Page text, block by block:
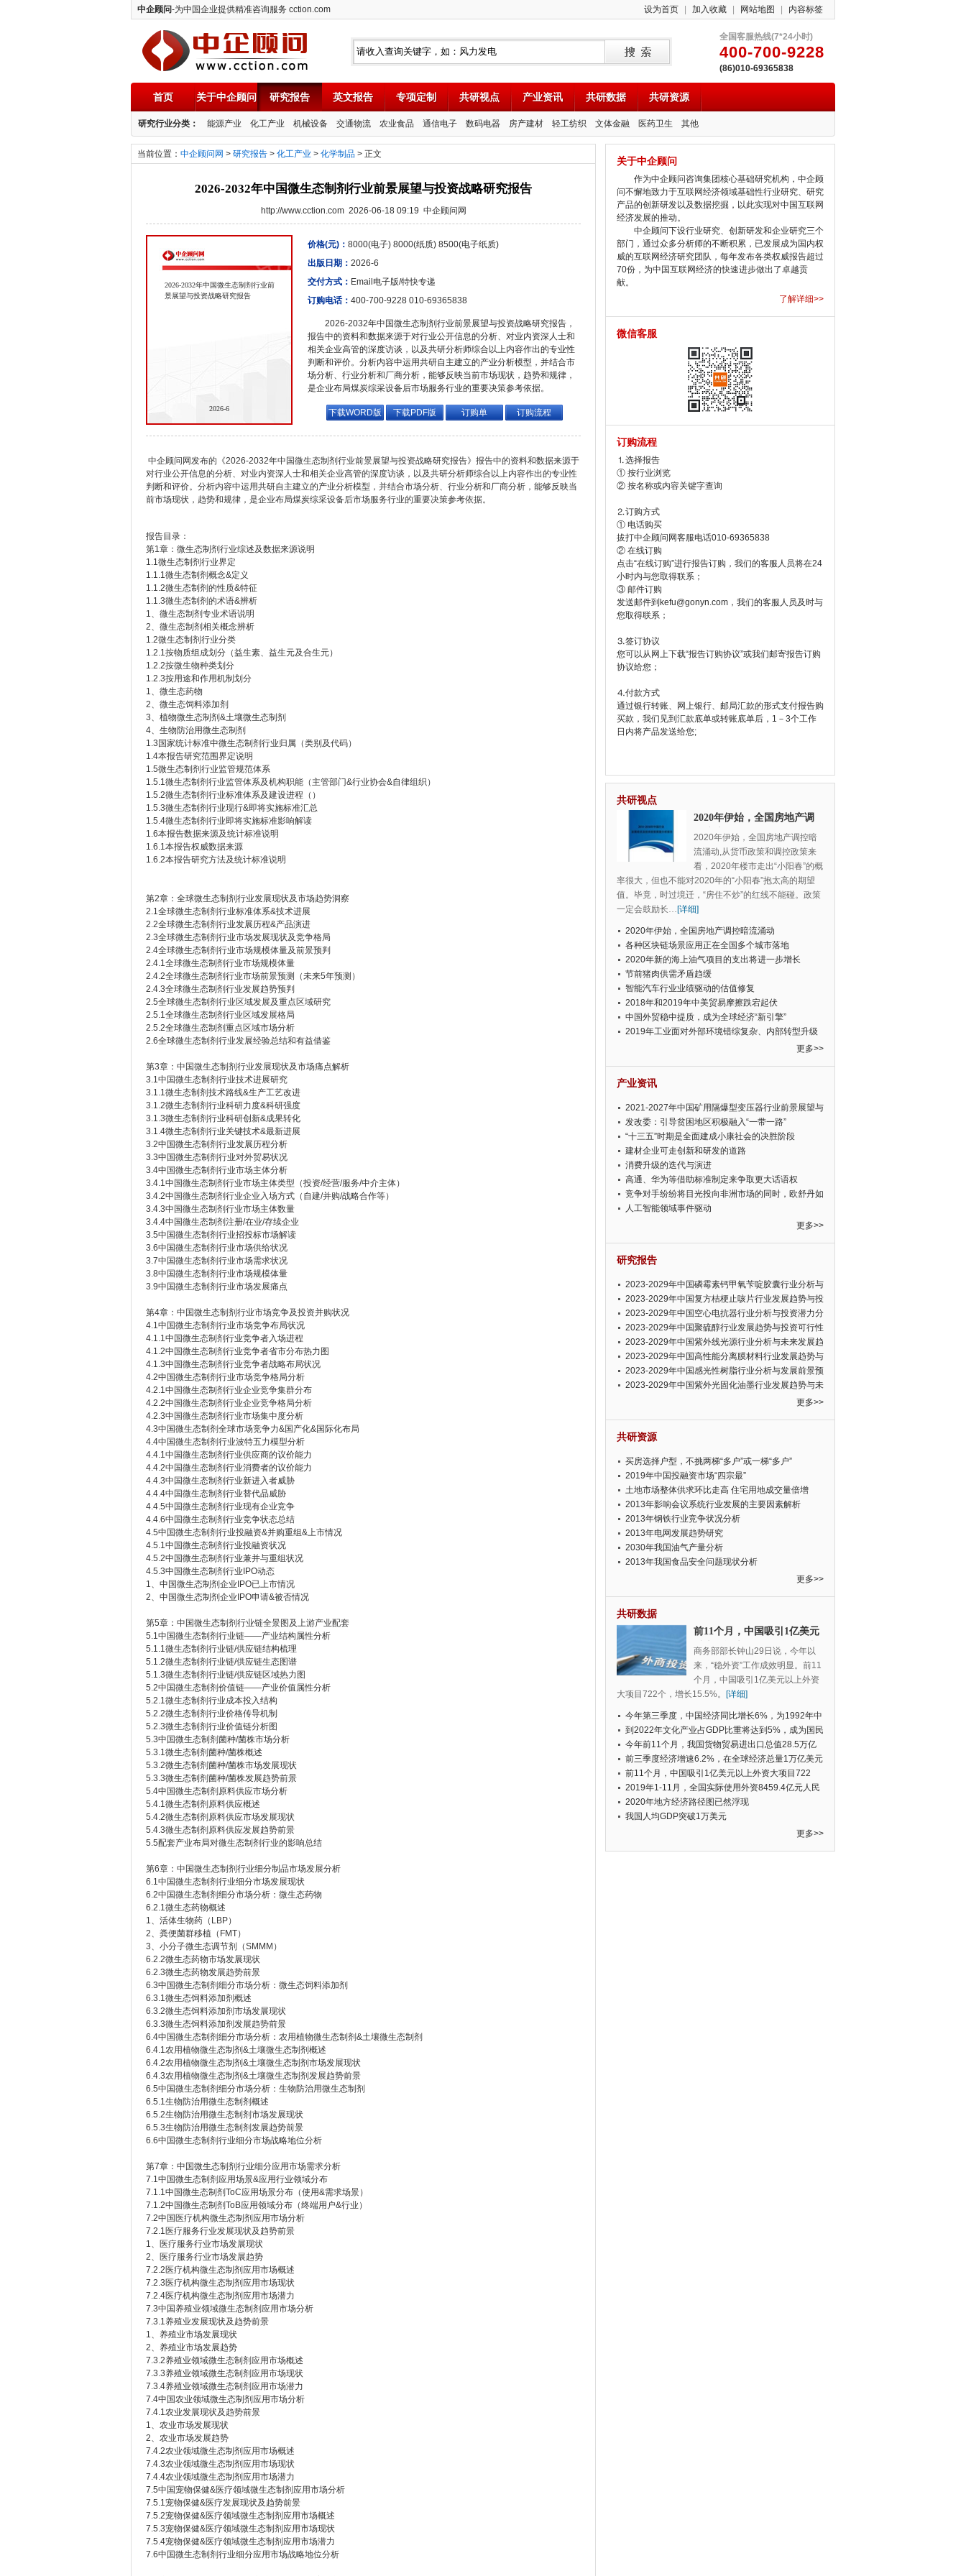
中企顾问-为中国企业提供精准咨询服务 cction.com 设为首页 加入收藏 网站地图 内容标签
中企顾问
全国客服热线(7*24小时)
400-700-9228
(86)010-69365838
首页 关于中企顾问 研究报告 英文报告 专项定制 共研视点 产业资讯 共研数据 共研资源
研究行业分类： 能源产业 化工产业 机械设备 交通物流 农业食品 通信电子 数码电器 房产建材 轻工纺织 文体金融 医药卫生 其他
当前位置： 中企顾问网 > 研究报告 > 化工产业 > 化学制品 > 正文
2026-2032年中国微生态制剂行业前景展望与投资战略研究报告
http://www.cction.com 2026-06-18 09:19 中企顾问网
2026-2032年中国微生态制剂行业前
景展望与投资战略研究报告
2026-6
价格(元)： 8000(电子) 8000(纸质) 8500(电子纸质)
出版日期： 2026-6
交付方式： Email电子版/特快专递
订购电话： 400-700-9228 010-69365838
2026-2032年中国微生态制剂行业前景展望与投资战略研究报告，
报告中的资料和数据来源于对行业公开信息的分析、对业内资深人士和
相关企业高管的深度访谈，以及共研分析师综合以上内容作出的专业性
判断和评价。分析内容中运用共研自主建立的产业分析模型，并结合市
场分析、行业分析和厂商分析，能够反映当前市场现状，趋势和规律，
是企业布局煤炭综采设备后市场服务行业的重要决策参考依据。
下载WORD版 下载PDF版 订购单 订购流程
中企顾问网发布的《2026-2032年中国微生态制剂行业前景展望与投资战略研究报告》报告中的资料和数据来源于
对行业公开信息的分析、对业内资深人士和相关企业高管的深度访谈，以及共研分析师综合以上内容作出的专业性
判断和评价。分析内容中运用共研自主建立的产业分析模型，并结合市场分析、行业分析和厂商分析，能够反映当
前市场现状，趋势和规律，是企业布局煤炭综采设备后市场服务行业的重要决策参考依据。
报告目录：
第1章：微生态制剂行业综述及数据来源说明
1.1微生态制剂行业界定
1.1.1微生态制剂概念&定义
1.1.2微生态制剂的性质&特征
1.1.3微生态制剂的术语&辨析
1、微生态制剂专业术语说明
2、微生态制剂相关概念辨析
1.2微生态制剂行业分类
1.2.1按物质组成划分（益生素、益生元及合生元）
1.2.2按微生物种类划分
1.2.3按用途和作用机制划分
1、微生态药物
2、微生态饲料添加剂
3、植物微生态制剂&土壤微生态制剂
4、生物防治用微生态制剂
1.3国家统计标准中微生态制剂行业归属（类别及代码）
1.4本报告研究范围界定说明
1.5微生态制剂行业监管规范体系
1.5.1微生态制剂行业监管体系及机构职能（主管部门&行业协会&自律组织）
1.5.2微生态制剂行业标准体系及建设进程（）
1.5.3微生态制剂行业现行&即将实施标准汇总
1.5.4微生态制剂行业即将实施标准影响解读
1.6本报告数据来源及统计标准说明
1.6.1本报告权威数据来源
1.6.2本报告研究方法及统计标准说明
第2章：全球微生态制剂行业发展现状及市场趋势洞察
2.1全球微生态制剂行业标准体系&技术进展
2.2全球微生态制剂行业发展历程&产品演进
2.3全球微生态制剂行业市场发展现状及竞争格局
2.4全球微生态制剂行业市场规模体量及前景预判
2.4.1全球微生态制剂行业市场规模体量
2.4.2全球微生态制剂行业市场前景预测（未来5年预测）
2.4.3全球微生态制剂行业发展趋势预判
2.5全球微生态制剂行业区域发展及重点区域研究
2.5.1全球微生态制剂行业区域发展格局
2.5.2全球微生态制剂重点区域市场分析
2.6全球微生态制剂行业发展经验总结和有益借鉴
第3章：中国微生态制剂行业发展现状及市场痛点解析
3.1中国微生态制剂行业技术进展研究
3.1.1微生态制剂技术路线&生产工艺改进
3.1.2微生态制剂行业科研力度&科研强度
3.1.3微生态制剂行业科研创新&成果转化
3.1.4微生态制剂行业关键技术&最新进展
3.2中国微生态制剂行业发展历程分析
3.3中国微生态制剂行业对外贸易状况
3.4中国微生态制剂行业市场主体分析
3.4.1中国微生态制剂行业市场主体类型（投资/经营/服务/中介主体）
3.4.2中国微生态制剂行业企业入场方式（自建/并购/战略合作等）
3.4.3中国微生态制剂行业市场主体数量
3.4.4中国微生态制剂注册/在业/存续企业
3.5中国微生态制剂行业招投标市场解读
3.6中国微生态制剂行业市场供给状况
3.7中国微生态制剂行业市场需求状况
3.8中国微生态制剂行业市场规模体量
3.9中国微生态制剂行业市场发展痛点
第4章：中国微生态制剂行业市场竞争及投资并购状况
4.1中国微生态制剂行业市场竞争布局状况
4.1.1中国微生态制剂行业竞争者入场进程
4.1.2中国微生态制剂行业竞争者省市分布热力图
4.1.3中国微生态制剂行业竞争者战略布局状况
4.2中国微生态制剂行业市场竞争格局分析
4.2.1中国微生态制剂行业企业竞争集群分布
4.2.2中国微生态制剂行业企业竞争格局分析
4.2.3中国微生态制剂行业市场集中度分析
4.3中国微生态制剂全球市场竞争力&国产化&国际化布局
4.4中国微生态制剂行业波特五力模型分析
4.4.1中国微生态制剂行业供应商的议价能力
4.4.2中国微生态制剂行业消费者的议价能力
4.4.3中国微生态制剂行业新进入者威胁
4.4.4中国微生态制剂行业替代品威胁
4.4.5中国微生态制剂行业现有企业竞争
4.4.6中国微生态制剂行业竞争状态总结
4.5中国微生态制剂行业投融资&并购重组&上市情况
4.5.1中国微生态制剂行业投融资状况
4.5.2中国微生态制剂行业兼并与重组状况
4.5.3中国微生态制剂行业IPO动态
1、中国微生态制剂企业IPO已上市情况
2、中国微生态制剂企业IPO申请&被否情况
第5章：中国微生态制剂行业链全景图及上游产业配套
5.1中国微生态制剂行业链——产业结构属性分析
5.1.1微生态制剂行业链/供应链结构梳理
5.1.2微生态制剂行业链/供应链生态图谱
5.1.3微生态制剂行业链/供应链区域热力图
5.2中国微生态制剂价值链——产业价值属性分析
5.2.1微生态制剂行业成本投入结构
5.2.2微生态制剂行业价格传导机制
5.2.3微生态制剂行业价值链分析图
5.3中国微生态制剂菌种/菌株市场分析
5.3.1微生态制剂菌种/菌株概述
5.3.2微生态制剂菌种/菌株市场发展现状
5.3.3微生态制剂菌种/菌株发展趋势前景
5.4中国微生态制剂原料供应市场分析
5.4.1微生态制剂原料供应概述
5.4.2微生态制剂原料供应市场发展现状
5.4.3微生态制剂原料供应发展趋势前景
5.5配套产业布局对微生态制剂行业的影响总结
第6章：中国微生态制剂行业细分制品市场发展分析
6.1中国微生态制剂行业细分市场发展现状
6.2中国微生态制剂细分市场分析：微生态药物
6.2.1微生态药物概述
1、活体生物药（LBP）
2、粪便菌群移植（FMT）
3、小分子微生态调节剂（SMMM）
6.2.2微生态药物市场发展现状
6.2.3微生态药物发展趋势前景
6.3中国微生态制剂细分市场分析：微生态饲料添加剂
6.3.1微生态饲料添加剂概述
6.3.2微生态饲料添加剂市场发展现状
6.3.3微生态饲料添加剂发展趋势前景
6.4中国微生态制剂细分市场分析：农用植物微生态制剂&土壤微生态制剂
6.4.1农用植物微生态制剂&土壤微生态制剂概述
6.4.2农用植物微生态制剂&土壤微生态制剂市场发展现状
6.4.3农用植物微生态制剂&土壤微生态制剂发展趋势前景
6.5中国微生态制剂细分市场分析：生物防治用微生态制剂
6.5.1生物防治用微生态制剂概述
6.5.2生物防治用微生态制剂市场发展现状
6.5.3生物防治用微生态制剂发展趋势前景
6.6中国微生态制剂行业细分市场战略地位分析
第7章：中国微生态制剂行业细分应用市场需求分析
7.1中国微生态制剂应用场景&应用行业领域分布
7.1.1中国微生态制剂ToC应用场景分布（使用&需求场景）
7.1.2中国微生态制剂ToB应用领域分布（终端用户&行业）
7.2中国医疗机构微生态制剂应用市场分析
7.2.1医疗服务行业发展现状及趋势前景
1、医疗服务行业市场发展现状
2、医疗服务行业市场发展趋势
7.2.2医疗机构微生态制剂应用市场概述
7.2.3医疗机构微生态制剂应用市场现状
7.2.4医疗机构微生态制剂应用市场潜力
7.3中国养殖业领域微生态制剂应用市场分析
7.3.1养殖业发展现状及趋势前景
1、养殖业市场发展现状
2、养殖业市场发展趋势
7.3.2养殖业领域微生态制剂应用市场概述
7.3.3养殖业领域微生态制剂应用市场现状
7.3.4养殖业领域微生态制剂应用市场潜力
7.4中国农业领域微生态制剂应用市场分析
7.4.1农业发展现状及趋势前景
1、农业市场发展现状
2、农业市场发展趋势
7.4.2农业领域微生态制剂应用市场概述
7.4.3农业领域微生态制剂应用市场现状
7.4.4农业领域微生态制剂应用市场潜力
7.5中国宠物保健&医疗领域微生态制剂应用市场分析
7.5.1宠物保健&医疗发展现状及趋势前景
7.5.2宠物保健&医疗领域微生态制剂应用市场概述
7.5.3宠物保健&医疗领域微生态制剂应用市场现状
7.5.4宠物保健&医疗领域微生态制剂应用市场潜力
7.6中国微生态制剂行业细分应用市场战略地位分析
关于中企顾问
作为中企顾问咨询集团核心基础研究机构，中企顾
问不懈地致力于互联网经济领域基础性行业研究、研究
产品的创新研发以及数据挖掘，以此实现对中国互联网
经济发展的推动。
中企顾问下设行业研究、创新研发和企业研究三个
部门，通过众多分析师的不断积累，已发展成为国内权
威的互联网经济研究团队，每年发布各类权威报告超过
70份，为中国互联网经济的快速进步做出了卓越贡
献。
了解详细>>
微信客服
订购流程
⒈选择报告
① 按行业浏览
② 按名称或内容关键字查询
⒉订购方式
① 电话购买
拔打中企顾问网客服电话010-69365838
② 在线订购
点击“在线订购”进行报告订购，我们的客服人员将在24
小时内与您取得联系；
③ 邮件订购
发送邮件到kefu@gonyn.com，我们的客服人员及时与
您取得联系；
⒊签订协议
您可以从网上下载“报告订购协议”或我们邮寄报告订购
协议给您；
⒋付款方式
通过银行转账、网上银行、邮局汇款的形式支付报告购
买款，我们见到汇款底单或转账底单后，1－3个工作
日内将产品发送给您;
共研视点
2020年伊始，全国房地产调
控暗流涌动
2020年伊始，全国房地产调控暗
流涌动,从货币政策和调控政策来
看，2020年楼市走出“小阳春”的概
率很大，但也不能对2020年的“小阳春”抱太高的期望
值。毕竟，时过境迁，“房住不炒”的红线不能碰。政策
一定会鼓励长…[详细]
2020年伊始，全国房地产调控暗流涌动
各种区块链场景应用正在全国多个城市落地
2020年新的海上油气项目的支出将进一步增长
节前猪肉供需矛盾趋缓
智能汽车行业业绩驱动的估值修复
2018年和2019年中美贸易摩擦跌宕起伏
中国外贸稳中提质，成为全球经济“新引擎”
2019年工业面对外部环境错综复杂、内部转型升级
更多>>
产业资讯
2021-2027年中国矿用隔爆型变压器行业前景展望与
投资前景预测报告
发改委：引导贫困地区积极融入“一带一路”
“十三五”时期是全面建成小康社会的决胜阶段
建材企业可走创新和研发的道路
消费升级的迭代与演进
高通、华为等借助标准制定来争取更大话语权
竞争对手纷纷将目光投向非洲市场的同时，欧舒丹如
此淡定，难道就真的不怕丧失先机吗?
人工智能领域事件驱动
更多>>
研究报告
2023-2029年中国磷霉素钙甲氧苄啶胶囊行业分析与
投资可行性报告
2023-2029年中国复方桔梗止咳片行业发展趋势与投
资潜力分析报告
2023-2029年中国空心电抗器行业分析与投资潜力分
析报告
2023-2029年中国聚硫醇行业发展趋势与投资可行性
报告
2023-2029年中国紫外线光源行业分析与未来发展趋
势报告
2023-2029年中国高性能分离膜材料行业发展趋势与
发展前景预测报告
2023-2029年中国感光性树脂行业分析与发展前景预
测报告
2023-2029年中国紫外光固化油墨行业发展趋势与未
更多>>
共研资源
买房选择户型，不挑两梯“多户”或一梯“多户”
2019年中国投融资市场“四宗最”
土地市场整体供求环比走高 住宅用地成交量倍增
2013年影响会议系统行业发展的主要因素解析
2013年钢铁行业竞争状况分析
2013年电网发展趋势研究
2030年我国油气产量分析
2013年我国食品安全问题现状分析
更多>>
共研数据
前11个月，中国吸引1亿美元
以上外资大项目722个，增长
15.5%
商务部部长钟山29日说，今年以
来，“稳外资”工作成效明显。前11
个月，中国吸引1亿美元以上外资
大项目722个，增长15.5%。 [详细]
今年第三季度，中国经济同比增长6%，为1992年中
国有季度数据以来的新低
到2022年文化产业占GDP比重将达到5%，成为国民
经济支柱产业
今年前11个月，我国货物贸易进出口总值28.5万亿
元人民币，比去年同期增长2.4%
前三季度经济增速6.2%，在全球经济总量1万亿美元
以上的经济体中增速最快
前11个月，中国吸引1亿美元以上外资大项目722
个，增长15.5%
2019年1-11月，全国实际使用外资8459.4亿元人民
币，同比增长6.0%
2020年地方经济路径图已然浮现
我国人均GDP突破1万美元
更多>>